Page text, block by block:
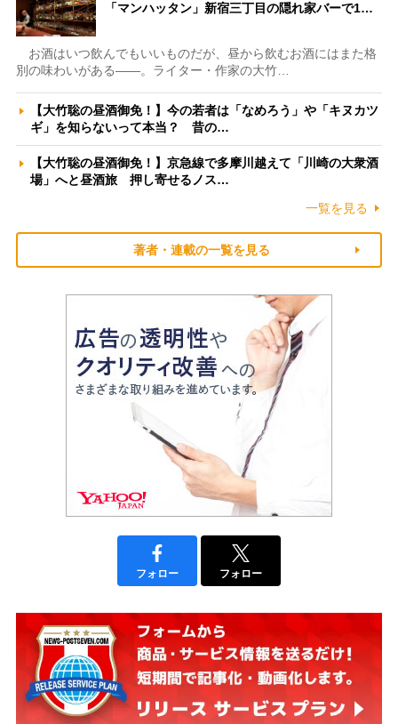
「マンハッタン」新宿三丁目の隠れ家バーで1…
お酒はいつ飲んでもいいものだが、昼から飲むお酒にはまた格
別の味わいがある――。ライター・作家の大竹…
【大竹聡の昼酒御免！】今の若者は「なめろう」や「キヌカツ
ギ」を知らないって本当？ 昔の…
【大竹聡の昼酒御免！】京急線で多摩川越えて「川崎の大衆酒
場」へと昼酒旅 押し寄せるノス…
一覧を見る
著者・連載の一覧を見る
フォロー フォロー